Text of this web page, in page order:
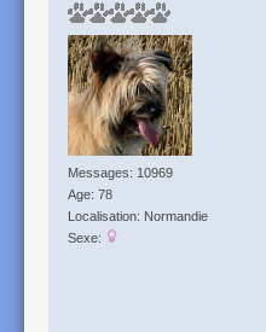
Messages: 10969
Age: 78
Localisation: Normandie
Sexe: